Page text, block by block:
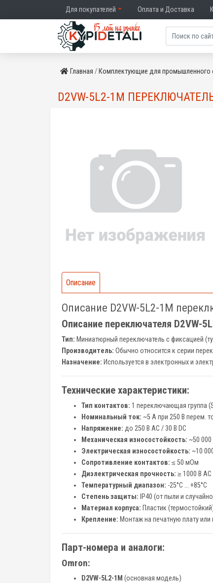
Для покупателей Оплата и Доставка
Главная Комплектующие для промышленного
D2VW-5L2-1M
Описание
Описание D2VW-5L2-1M
Описание переключателя D2VW-
Тип: Миниатюрный переключатель с фиксацией
Производитель: Обычно относится к серии
Назначение: Используется в электронных и
Технические характеристики:
Тип контактов: 1 переключающая группа
Номинальный ток: ~5 А при 250 В перем.
Напряжение: до 250 В AC / 30 В DC
Механическая износостойкость: ~50
Электрическая износостойкость: ~10
Сопротивление контактов: ≤ 50 мОм
Диэлектрическая прочность: ≥ 1000 В
Температурный диапазон: -25°C … +85°C
Степень защиты: IP40 (от пыли и
Материал корпуса: Пластик
Крепление: Монтаж на печатную плату или
Парт-номера и аналоги:
Omron:
D2VW-5L2-1M (основная модель)